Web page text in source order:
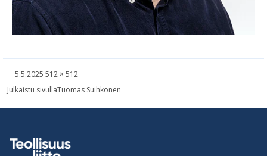
Kirjoitettu
5.5.2025 Täysikokoinen
512 × 512
Artikkelien
Julkaistu sivullaTuomas Suihkonen